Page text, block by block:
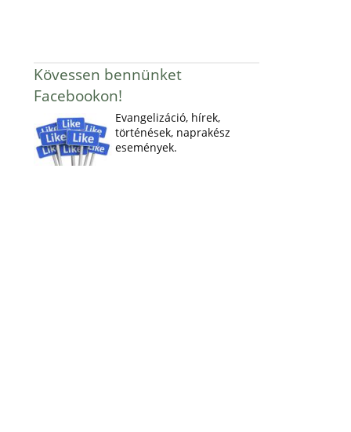
Kövessen bennünket
Facebookon!
Evangelizáció, hírek,
történések, naprakész
események.